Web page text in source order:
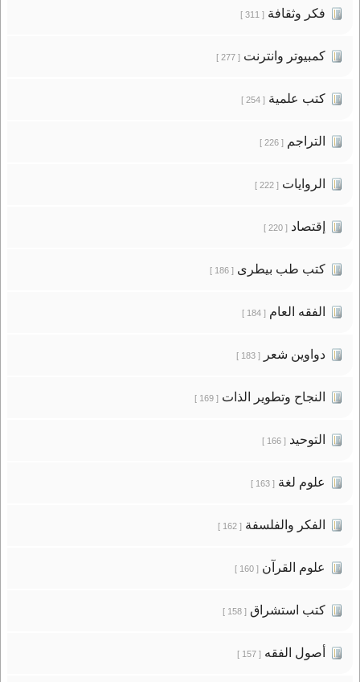
فكر وثقافة[ 311 ]
كمبيوتر وانترنت[ 277 ]
كتب علمية[ 254 ]
التراجم[ 226 ]
الروايات[ 222 ]
إقتصاد[ 220 ]
كتب طب بيطرى[ 186 ]
الفقه العام[ 184 ]
دواوين شعر[ 183 ]
النجاح وتطوير الذات[ 169 ]
التوحيد[ 166 ]
علوم لغة[ 163 ]
الفكر والفلسفة[ 162 ]
علوم القرآن[ 160 ]
كتب استشراق[ 158 ]
أصول الفقه[ 157 ]